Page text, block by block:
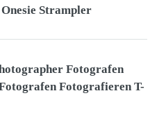
Strampler
Fotografen
Fotografieren T-